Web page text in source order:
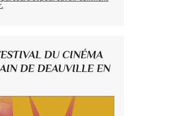
DU CINÉMA
DE DEAUVILLE EN